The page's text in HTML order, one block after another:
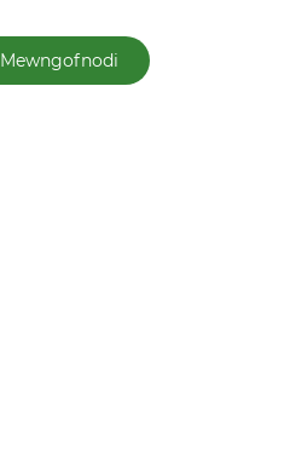
Mewngofnodi